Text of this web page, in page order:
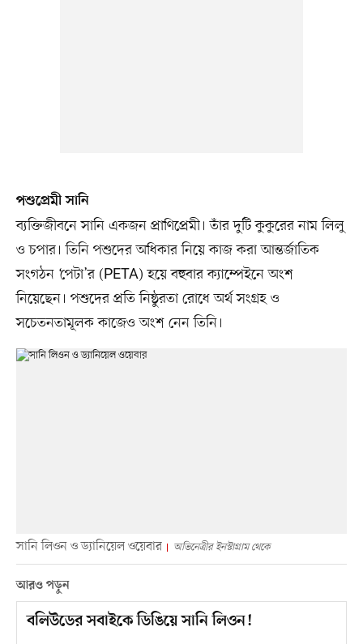
পশুপ্রেমী সানি
ব্যক্তিজীবনে সানি একজন প্রাণিপ্রেমী। তাঁর দুটি কুকুরের নাম লিলু
ও চপার। তিনি পশুদের অধিকার নিয়ে কাজ করা আন্তর্জাতিক
সংগঠন ‘পেটা’র (PETA) হয়ে বহুবার ক্যাম্পেইনে অংশ
নিয়েছেন। পশুদের প্রতি নিষ্ঠুরতা রোধে অর্থ সংগ্রহ ও
সচেতনতামূলক কাজেও অংশ নেন তিনি।
সানি লিওন ও ড্যানিয়েল ওয়েবার অভিনেত্রীর ইনস্টাগ্রাম থেকে
আরও পড়ুন
বলিউডের সবাইকে ডিঙিয়ে সানি লিওন!